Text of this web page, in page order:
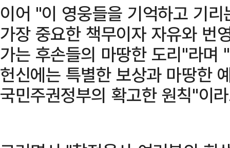
이어 "이 영웅들을 기억하고 기
가장 중요한 책무이자 자유와 번
가는 후손들의 마땅한 도리"라며
헌신에는 특별한 보상과 마땅한
국민주권정부의 확고한 원칙"이